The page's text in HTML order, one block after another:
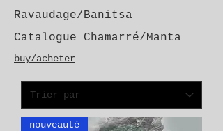
Ravaudage/Banitsa
Catalogue Chamarré/Manta
buy/acheter
nouveauté